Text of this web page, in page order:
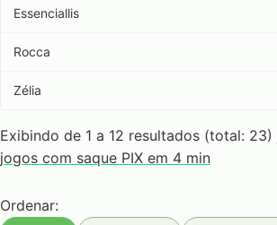
Essenciallis
Rocca
Zélia
Exibindo de 1 a 12 resultados (total: 23)
jogos com saque PIX em 4 min
Ordenar: